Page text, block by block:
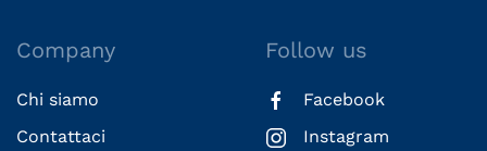
Company
Chi siamo
Contattaci
Follow us
Facebook
Instagram